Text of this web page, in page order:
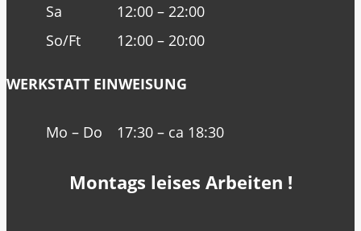
Sa
12:00 – 22:00
So/Ft
12:00 – 20:00
WERKSTATT EINWEISUNG
Mo – Do 17:30 – ca 18:30
Montags leises Arbeiten !